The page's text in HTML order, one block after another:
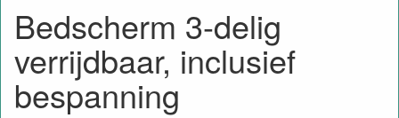
Bedscherm 3-delig
verrijdbaar, inclusief
bespanning